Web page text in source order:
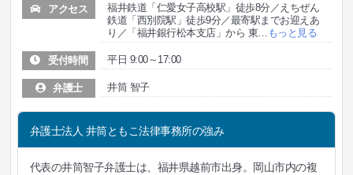
アクセス
福井鉄道「仁愛女子高校駅」徒歩8分／えちぜん
鉄道「西別院駅」徒歩9分／最寄駅までお迎えあ
り／「福井銀行松本支店」から 東… もっと見る
受付時間 平日 9:00～17:00
弁護士 井筒 智子
弁護士法人 井筒ともこ法律事務所の強み
代表の井筒智子弁護士は、福井県越前市出身。岡山市内の複